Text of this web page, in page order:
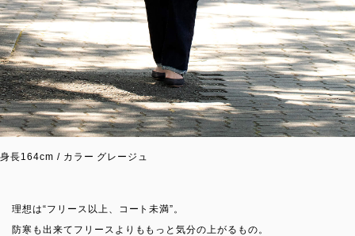
身長164cm / カラー グレージュ
理想は“フリース以上、コート未満”。
防寒も出来てフリースよりももっと気分の上がるもの。